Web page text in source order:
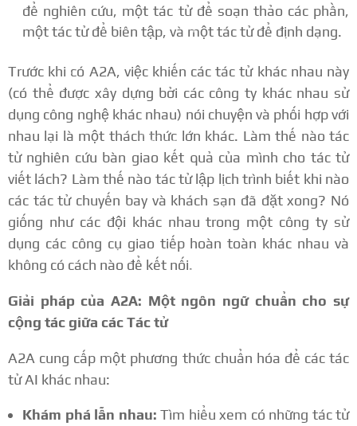
để nghiên cứu, một tác tử để soạn thảo các phần,
một tác tử để biên tập, và một tác tử để định dạng.
Trước khi có A2A, việc khiến các tác tử khác nhau này
(có thể được xây dựng bởi các công ty khác nhau sử
dụng công nghệ khác nhau) nói chuyện và phối hợp với
nhau lại là một thách thức lớn khác. Làm thế nào tác
tử nghiên cứu bàn giao kết quả của mình cho tác tử
viết lách? Làm thế nào tác tử lập lịch trình biết khi nào
các tác tử chuyến bay và khách sạn đã đặt xong? Nó
giống như các đội khác nhau trong một công ty sử
dụng các công cụ giao tiếp hoàn toàn khác nhau và
không có cách nào để kết nối.
Giải pháp của A2A: Một ngôn ngữ chuẩn cho sự
cộng tác giữa các Tác tử
A2A cung cấp một phương thức chuẩn hóa để các tác
tử AI khác nhau:
Khám phá lẫn nhau: Tìm hiểu xem có những tác tử